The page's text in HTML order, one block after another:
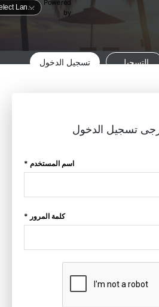
Powered
by
التسجيل تسجيل الدخول
تسجيل الدخول
اسم المستخدم *
كلمة المرور *